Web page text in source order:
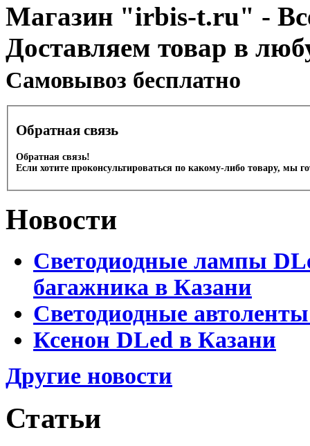
Магазин "irbis-t.ru" -
Доставляем товар в
Cамовывоз бесплатно
Обратная связь
Обратная связь!
Если хотите проконсультироваться по какому-либо товару, мы
Новости
Светодиодные лампы
багажника в Казани
Светодиодные
Ксенон DLed в Казани
Другие новости
Статьи